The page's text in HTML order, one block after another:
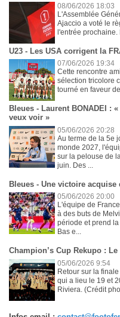
08/06/2026 18:03
L'Assemblée
Ajaccio a voté le
l'entrée
U23 - Les USA corrigent la
07/06/2026 19:34
Cette rencontre
sélection tricolore
tourné en faveur
Bleues - Laurent BONADEI :
veux voir »
05/06/2026 20:28
Au terme de la 5e
monde 2027,
sur la pelouse de
juin. Des ...
Bleues - Une victoire acquise
05/06/2026 20:00
L'équipe de
à des buts de
période et prend
Bas e...
Champion’s Cup Rekupo :
05/06/2026 9:54
Retour sur la
qui a lieu le 19 et
Riviera. (Crédit